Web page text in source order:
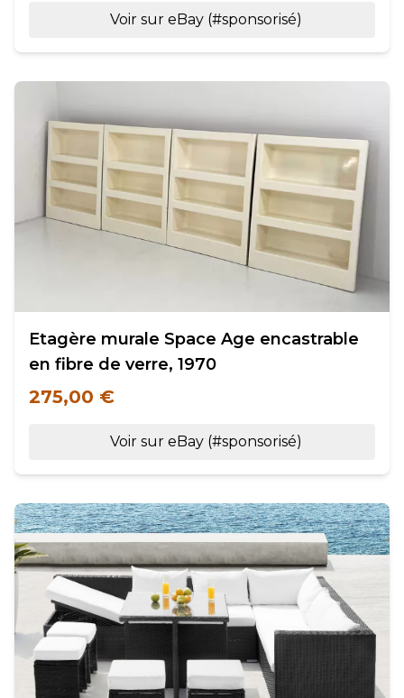
Voir sur eBay (#sponsorisé)
Etagère murale Space Age encastrable
en fibre de verre, 1970
275,00 €
Voir sur eBay (#sponsorisé)